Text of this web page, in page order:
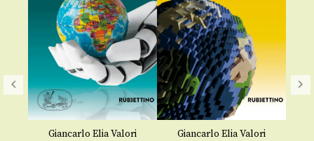
Giancarlo Elia Valori Giancarlo Elia Valori